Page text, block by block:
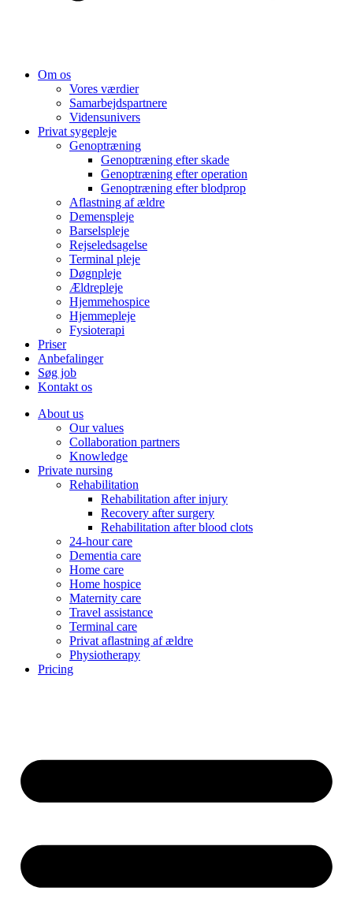
Om os
Vores værdier
Samarbejds­partnere
Vidensunivers
Privat sygepleje
Genoptræning
Genoptræning efter skade
Genoptræning efter operation
Genoptræning efter blodprop
Aflastning af ældre
Demenspleje
Barselspleje
Rejseledsagelse
Terminal pleje
Døgnpleje
Ældrepleje
Hjemmehospice
Hjemmepleje
Fysioterapi
Priser
Anbefalinger
Søg job
Kontakt os
About us
Our values
Collaboration partners
Knowledge
Private nursing
Rehabilitation
Rehabilitation after injury
Recovery after surgery
Rehabilitation after blood clots
24-hour care
Dementia care
Home care
Home hospice
Maternity care
Travel assistance
Terminal care
Privat aflastning af ældre
Physiotherapy
Pricing